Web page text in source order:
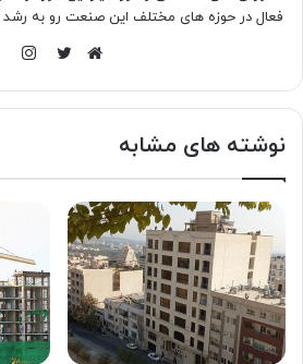
فعال در حوزه های مختلف این صنعت رو به
نوشته های مشابه